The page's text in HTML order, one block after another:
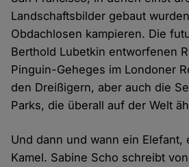
Landschaftsbilder gebaut
Obdachlosen kampieren. Die
Berthold Lubetkin entworfenen
Pinguin-Geheges im Londoner
den Dreißigern, aber auch die
Parks, die überall auf der Welt
Und dann und wann ein Elefant,
Kamel. Sabine Scho schreibt